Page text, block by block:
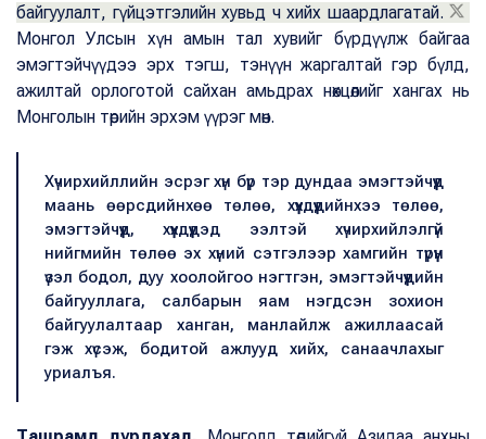
байгуулалт, гүйцэтгэлийн хувьд ч хийх шаардлагатай.
Монгол Улсын хүн амын тал хувийг бүрдүүлж байгаа
эмэгтэйчүүдээ эрх тэгш, тэнүүн жаргалтай гэр бүлд,
ажилтай орлоготой сайхан амьдрах нөхцөлийг хангах нь
Монголын төрийн эрхэм үүрэг мөн.
Хүчирхийллийн эсрэг хүн бүр тэр дундаа эмэгтэйчүүд
маань өөрсдийнхөө төлөө, хүүхдүүдийнхээ төлөө,
эмэгтэйчүүд, хүүхдүүдэд ээлтэй хүчирхийлэлгүй
нийгмийн төлөө эх хүний сэтгэлээр хамгийн түрүүн
үзэл бодол, дуу хоолойгоо нэгтгэн, эмэгтэйчүүдийн
байгууллага, салбарын яам нэгдсэн зохион
байгуулалтаар ханган, манлайлж ажиллаасай
гэж хүсэж, бодитой ажлууд хийх, санаачлахыг
уриалъя.